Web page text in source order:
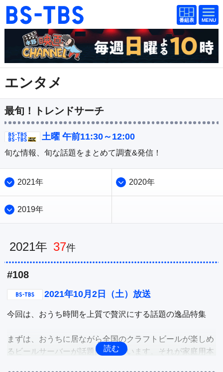
番組
表
BS-TBS
番組
表
ドラマ 映画
紀行 報道
教養
音楽
視聴方法 4K放送
イベント
ご意見・ご感想
エンタメ
最旬！トレンドサーチ
土曜 午前11:30～12:00
旬な情報、旬な話題をまとめて調査&発信！
2021年 2020年
2019年
2021 37
#108
2021年10月2日（土）放送
今回は、おうち時間を上質で贅沢にする話題の逸品特集
まずは、おうちに居ながら全国のクラフトビールが楽しめ
るビールサーバーが話題になっています。それが家庭用本